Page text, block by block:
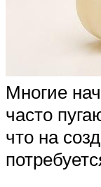
Многие
часто
что на